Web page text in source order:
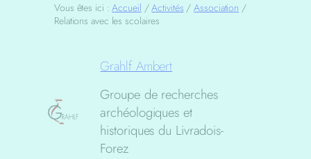
Vous êtes ici :Accueil /Activités /Association /
Relations avec les scolaires
Grahlf Ambert
Groupe de recherches
archéologiques et
historiques du Livradois-
Forez